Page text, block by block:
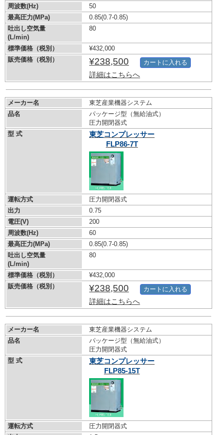
周波数(Hz)
50
最高圧力(MPa)
0.85(0.7-0.85)
吐出し空気量
(L/min)
80
標準価格（税別）
¥432,000
販売価格（税別）
¥238,500
詳細はこちらへ
カートに入れる
メーカー名
東芝産業機器システム
品名
パッケージ型（無給油式）
圧力開閉器式
型 式
東芝コンプレッサー
FLP86-7T
運転方式
圧力開閉器式
出力
0.75
電圧(V)
200
周波数(Hz)
60
最高圧力(MPa)
0.85(0.7-0.85)
吐出し空気量
(L/min)
80
標準価格（税別）
¥432,000
販売価格（税別）
¥238,500
詳細はこちらへ
カートに入れる
メーカー名
東芝産業機器システム
品名
パッケージ型（無給油式）
圧力開閉器式
型 式
東芝コンプレッサー
FLP85-15T
運転方式
圧力開閉器式